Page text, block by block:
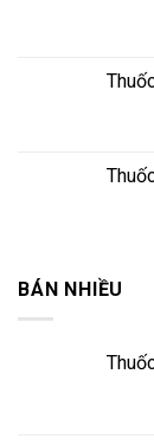
BÁN NHIỀU